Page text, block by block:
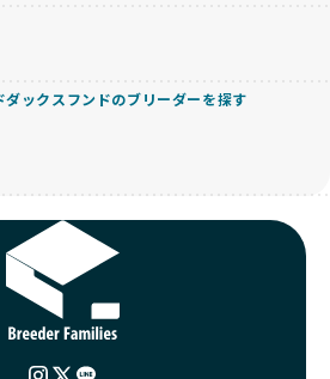
構造、劣悪な飼育環境といった課
す。優良ブリーダーとの直接取引
います。
団体や保護団体を支援する公益法
のペット販売業者が、動物福祉へ
ことを理由に寄付を断られる中、
勢が評価され、寄付が実現してい
保護が必要なワンちゃんの救済や保
ています。
た取り組みは、目の前の子犬だけ
ゃんに優しい未来を創るための大き
皆さんがBreederFamiliesを通じて
ない」の詳細はこちら
」「珍しい毛色」という見た目の特
引されることが多くなっていま
は骨や心臓に負担がかかりやす
患のリスクが高まることがありま
このような流行や需要に応じて無理
柄な母犬を繁殖に多用して体に負
さく見せるために食事を減らすな
理がされることもあります。このよ
んの免疫力や体力が低下し、飼い主
費やケアの負担が増える恐れがあり
ダックスフンドのブリーダーを探す